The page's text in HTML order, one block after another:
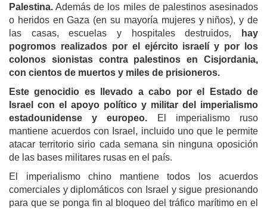
Palestina. Además de los miles de palestinos asesinados
o heridos en Gaza (en su mayoría mujeres y niños), y de
las casas, escuelas y hospitales destruidos,
hay
pogromos realizados por el ejército israelí y por los
colonos sionistas contra palestinos en Cisjordania,
con cientos de muertos y miles de prisioneros.
Este genocidio es llevado a cabo por el Estado de
Israel con el apoyo político y militar del imperialismo
estadounidense y europeo. El imperialismo ruso
mantiene acuerdos con Israel, incluido uno que le permite
atacar territorio sirio cada semana sin ninguna oposición
de las bases militares rusas en el país.
El imperialismo chino mantiene todos los acuerdos
comerciales y diplomáticos con Israel y sigue presionando
para que se ponga fin al bloqueo del tráfico marítimo en el